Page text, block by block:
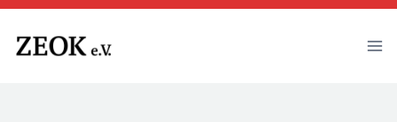
Zum
Inhalt
springen